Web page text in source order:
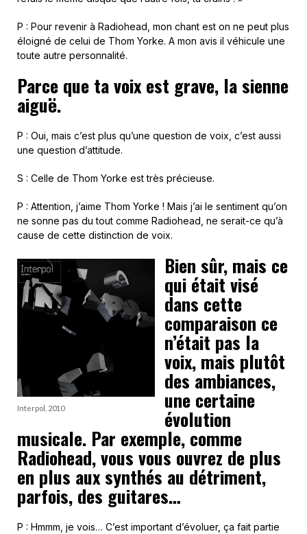
P : Pour revenir à Radiohead, mon chant est on ne peut plus
éloigné de celui de Thom Yorke. A mon avis il véhicule une
toute autre personnalité.
Parce que ta voix est grave, la sienne
aiguë.
P : Oui, mais c’est plus qu’une question de voix, c’est aussi
une question d’attitude.
S : Celle de Thom Yorke est très précieuse.
P : Attention, j’aime Thom Yorke ! Mais j’ai le sentiment qu’on
ne sonne pas du tout comme Radiohead, ne serait-ce qu’à
cause de cette distinction de voix.
Interpol, 2010
Bien sûr, mais ce
qui était visé
dans cette
comparaison ce
n’était pas la
voix, mais plutôt
des ambiances,
une certaine
évolution
musicale. Par exemple, comme
Radiohead, vous vous ouvrez de plus
en plus aux synthés au détriment,
parfois, des guitares…
P : Hmmm, je vois… C’est important d’évoluer, ça fait partie